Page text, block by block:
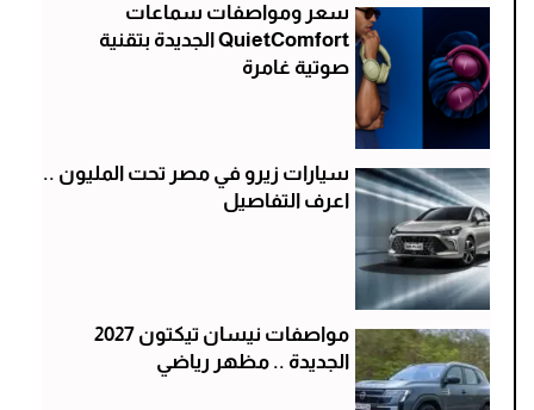
سعر ومواصفات سماعات
QuietComfort الجديدة بتقنية
صوتية غامرة
سيارات زيرو في مصر تحت المليون ..
اعرف التفاصيل
مواصفات نيسان تيكتون 2027
الجديدة .. مظهر رياضي